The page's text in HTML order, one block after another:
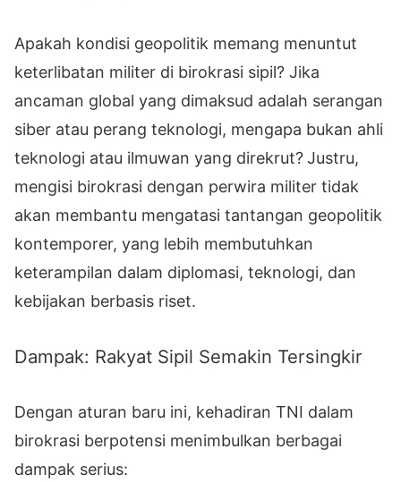
Apakah kondisi geopolitik memang menuntut
keterlibatan militer di birokrasi sipil? Jika
ancaman global yang dimaksud adalah serangan
siber atau perang teknologi, mengapa bukan ahli
teknologi atau ilmuwan yang direkrut?Justru,
mengisi birokrasi dengan perwira militer tidak
akan membantu mengatasi tantangan geopolitik
kontemporer, yang lebih membutuhkan
keterampilan dalam diplomasi, teknologi, dan
kebijakan berbasis riset.
Dampak: Rakyat Sipil Semakin Tersingkir
Dengan aturan baru ini, kehadiran TNI dalam
birokrasi berpotensi menimbulkan berbagai
dampak serius: